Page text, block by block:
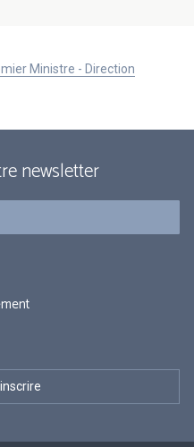
Ministre - Direction
newsletter